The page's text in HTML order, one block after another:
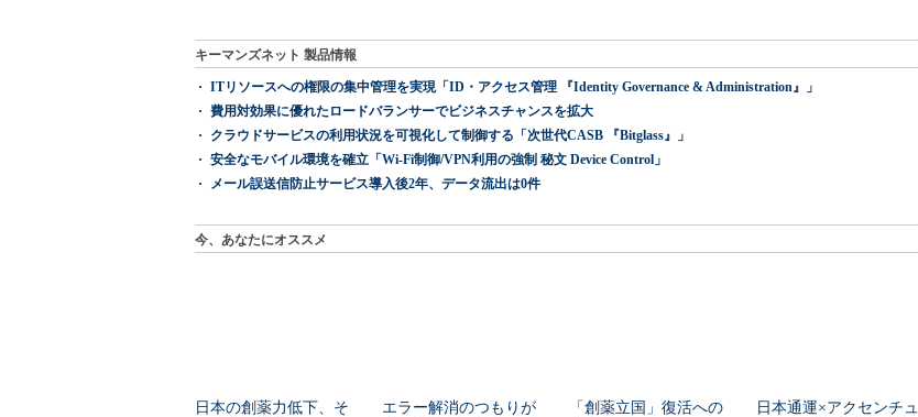
キーマンズネット 製品情報
ITリソースへの権限の集中管理を実現「ID・アクセス管理 『Identity Governance & Administration』」
費用対効果に優れたロードバランサーでビジネスチャンスを拡大
クラウドサービスの利用状況を可視化して制御する「次世代CASB 『Bitglass』」
安全なモバイル環境を確立「Wi-Fi制御/VPN利用の強制 秘文 Device Control」
メール誤送信防止サービス導入後2年、データ流出は0件
今、あなたにオススメ
日本の創薬力低下、そ
エラー解消のつもりが
「創薬立国」復活への
日本通運×アクセンチュ